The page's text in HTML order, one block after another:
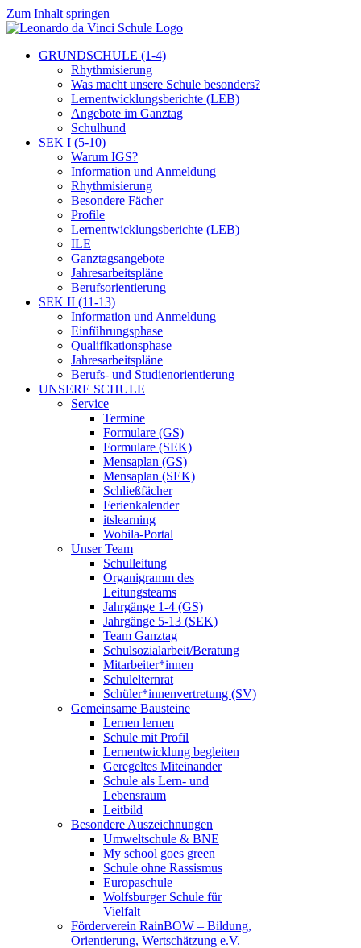
Zum Inhalt springen
GRUNDSCHULE (1-4)
Rhythmisierung
Was macht unsere Schule besonders?
Lernentwicklungsberichte (LEB)
Angebote im Ganztag
Schulhund
SEK I (5-10)
Warum IGS?
Information und Anmeldung
Rhythmisierung
Besondere Fächer
Profile
Lernentwicklungsberichte (LEB)
ILE
Ganztagsangebote
Jahresarbeitspläne
Berufsorientierung
SEK II (11-13)
Information und Anmeldung
Einführungsphase
Qualifikationsphase
Jahresarbeitspläne
Berufs- und Studienorientierung
UNSERE SCHULE
Service
Termine
Formulare (GS)
Formulare (SEK)
Mensaplan (GS)
Mensaplan (SEK)
Schließfächer
Ferienkalender
itslearning
Wobila-Portal
Unser Team
Schulleitung
Organigramm des
Leitungsteams
Jahrgänge 1-4 (GS)
Jahrgänge 5-13 (SEK)
Team Ganztag
Schulsozialarbeit/Beratung
Mitarbeiter*innen
Schulelternrat
Schüler*innenvertretung (SV)
Gemeinsame Bausteine
Lernen lernen
Schule mit Profil
Lernentwicklung begleiten
Geregeltes Miteinander
Schule als Lern- und
Lebensraum
Leitbild
Besondere Auszeichnungen
Umweltschule & BNE
My school goes green
Schule ohne Rassismus
Europaschule
Wolfsburger Schule für
Vielfalt
Förderverein RainBOW – Bildung,
Orientierung, Wertschätzung e.V.